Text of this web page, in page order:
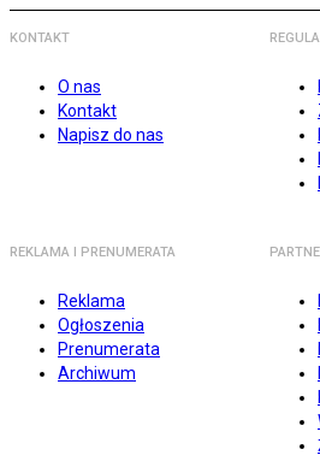
KONTAKT
O nas
Kontakt
Napisz do nas
REKLAMA I PRENUMERATA
Reklama
Ogłoszenia
Prenumerata
Archiwum